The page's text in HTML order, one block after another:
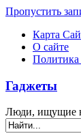
Пропустить
Карта
О сайте
Политика
Гаджеты
Люди, ищущие